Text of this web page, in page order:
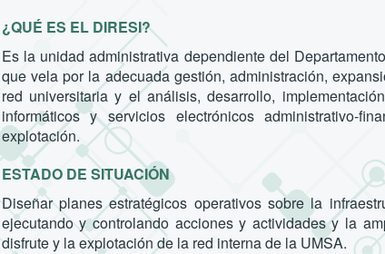
¿QUÉ ES EL DIRESI?
Es la unidad administrativa dependiente del
que vela por la adecuada gestión, administración,
red universitaria y el análisis, desarrollo,
informáticos y servicios electrónicos administrativo-
explotación.
ESTADO DE SITUACIÓN
Diseñar planes estratégicos operativos sobre la
ejecutando y controlando acciones y actividades y la
disfrute y la explotación de la red interna de la UMSA.